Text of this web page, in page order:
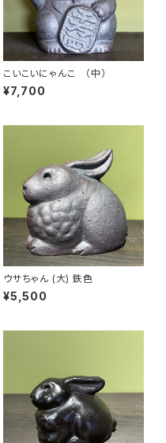
こいこいにゃんこ （中）
¥7,700
ウサちゃん (大) 鉄色
¥5,500